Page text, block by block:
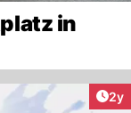
in
2y